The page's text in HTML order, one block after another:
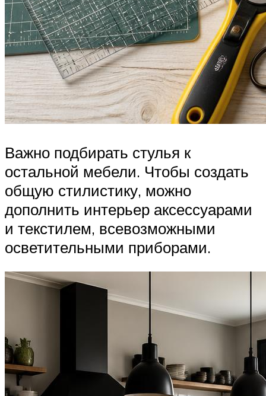
Важно подбирать стулья к
остальной мебели. Чтобы создать
общую стилистику, можно
дополнить интерьер аксессуарами
и текстилем, всевозможными
осветительными приборами.